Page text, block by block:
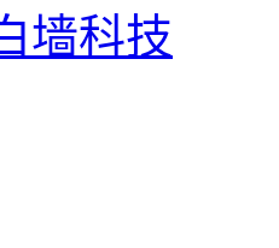
墙科技